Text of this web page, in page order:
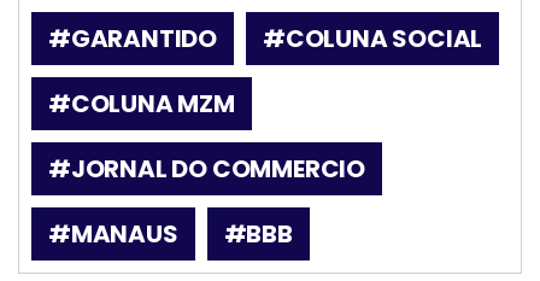
#GARANTIDO
#COLUNA SOCIAL
#COLUNA MZM
#JORNAL DO COMMERCIO
#MANAUS
#BBB